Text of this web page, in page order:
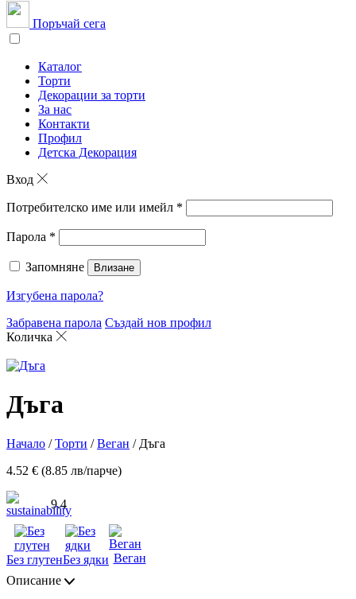
Поръчай сега
Каталог
Торти
Декорации за торти
За нас
Контакти
Профил
Детска Декорация
Вход
Потребителско име или имейл *
Парола *
Запомняне Влизане
Изгубена парола?
Забравена парола Създай нов профил
Количка
Дъга
Начало /Торти /Веган / Дъга
4.52 € (8.85 лв/парче)
9.4
Без глутенБез ядки Веган
Описание